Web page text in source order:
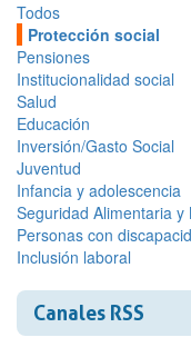
Todos
Protección social
Pensiones
Institucionalidad social
Salud
Educación
Inversión/Gasto Social
Juventud
Infancia y adolescencia
Seguridad Alimentaria y
Personas con
Inclusión laboral
Canales RSS